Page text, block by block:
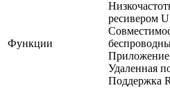
Функции
ресивером
Приложение
Удаленная
Поддержка